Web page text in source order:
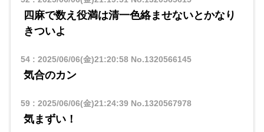
四麻で数え役満は清一色絡ませないとかなり
きついよ
54: 2025/06/06(金)21:20:58No.1320566145
気合のカン
59: 2025/06/06(金)21:24:39No.1320567978
気まずい！